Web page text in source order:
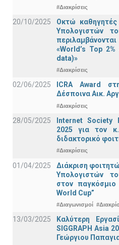
#Διακρίσεις
20/10/2025
Οκτώ
Υπολογιστών
«World’s Top
data)»
#Διακρίσεις
02/06/2025
ICRA Award
Δέσποινα Αικ.
#Διακρίσεις
28/05/2025
Internet Society
2025 για τον κ.
διδακτορικό
#Διακρίσεις
01/04/2025
Διάκριση
Υπολογιστών
στον παγκόσμιο
World Cup”
#Διαγωνισμοί
13/03/2025
Καλύτερη
SIGGRAPH Asia
Γεώργιου